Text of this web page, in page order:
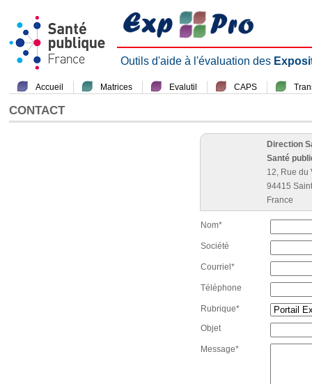
Outils d'aide à l'évaluation des
Accueil Matrices Evalutil CAPS
CONTACT
Direction
Santé
12, Rue du
94415
France
Nom*
Société
Courriel*
Téléphone
Rubrique*
Objet
Message*